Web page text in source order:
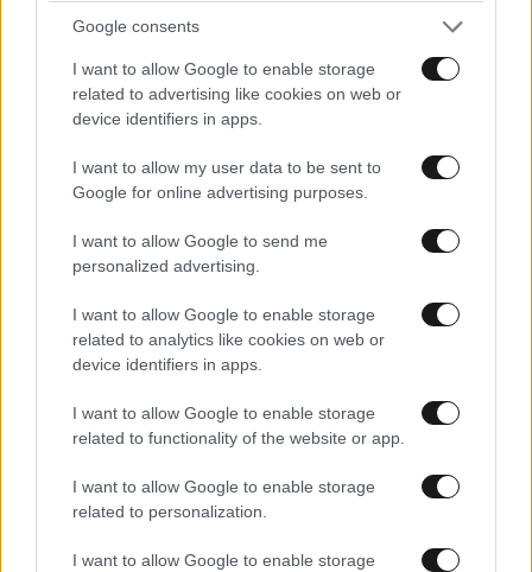
Google consents
I want to allow Google to enable storage
related to advertising like cookies on web or
device identifiers in apps.
I want to allow my user data to be sent to
Google for online advertising purposes.
I want to allow Google to send me
personalized advertising.
I want to allow Google to enable storage
related to analytics like cookies on web or
device identifiers in apps.
I want to allow Google to enable storage
related to functionality of the website or app.
I want to allow Google to enable storage
related to personalization.
I want to allow Google to enable storage
Προειδοποίηση από τον Ευθύμη Λέκκα: «Η
φωτιά μπορεί να καίει υπόγεια για μήνες»
Ακολουθήστε τοNEWSBEASTστο
Google News
και μάθετε πρώτοι όλες τις ειδήσεις